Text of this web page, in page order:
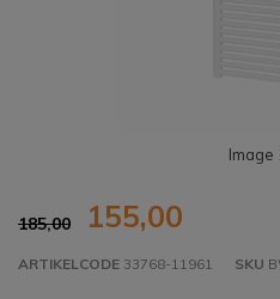
Image
185,00 155,00
ARTIKELCODE 33768-11961 SKU